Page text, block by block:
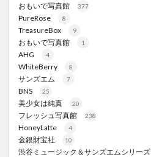
おもいで写真館 377
PureRose 8
TreasureBox 9
おもいで写真館 1
AHG 4
WhiteBerry 8
サンズエム 7
BNS 25
美少女は純真 20
フレッシュ写真館 238
HoneyLatte 4
金銀財宝社 10
渋谷ミュージック＆サンズエムシリーズ